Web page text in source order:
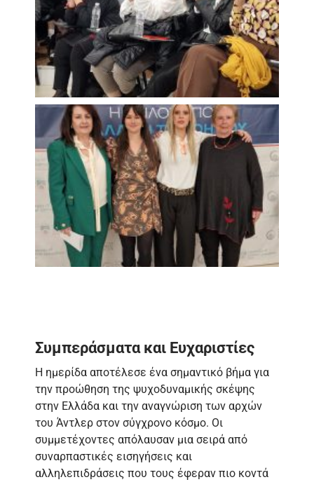
Συμπεράσματα και Ευχαριστίες
Η ημερίδα αποτέλεσε ένα σημαντικό βήμα για
την προώθηση της ψυχοδυναμικής σκέψης
στην Ελλάδα και την αναγνώριση των αρχών
του Άντλερ στον σύγχρονο κόσμο. Οι
συμμετέχοντες απόλαυσαν μια σειρά από
συναρπαστικές εισηγήσεις και
αλληλεπιδράσεις που τους έφεραν πιο κοντά